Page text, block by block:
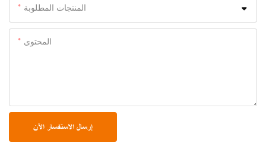
المنتجات المطلوبة
المحتوى
إرسال الاستفسار الآن